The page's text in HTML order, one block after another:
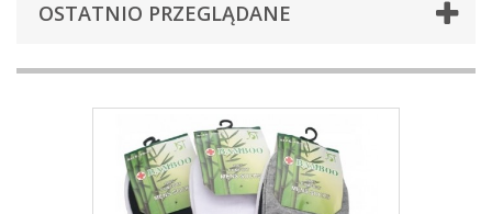
OSTATNIO PRZEGLĄDANE